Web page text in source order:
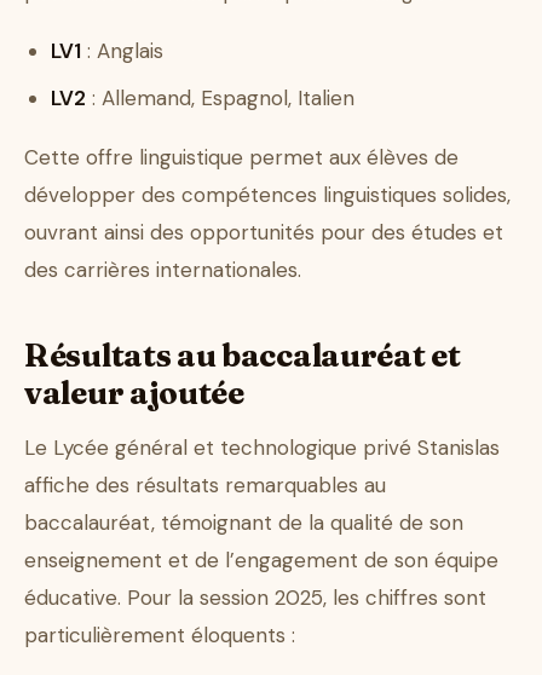
LV1 : Anglais
LV2 : Allemand, Espagnol, Italien
Cette offre linguistique permet aux élèves de
développer des compétences linguistiques solides,
ouvrant ainsi des opportunités pour des études et
des carrières internationales.
Résultats au baccalauréat et
valeur ajoutée
Le Lycée général et technologique privé Stanislas
affiche des résultats remarquables au
baccalauréat, témoignant de la qualité de son
enseignement et de l’engagement de son équipe
éducative. Pour la session 2025, les chiffres sont
particulièrement éloquents :